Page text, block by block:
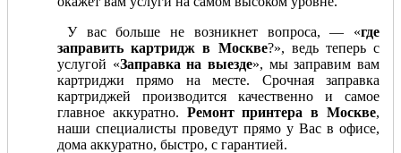
У вас больше не возникнет вопроса, — «где
заправить картридж в Москве?», ведь теперь с
услугой «Заправка на выезде», мы заправим вам
картриджи прямо на месте. Срочная заправка
картриджей производится качественно и самое
главное аккуратно. Ремонт принтера в Москве,
наши специалисты проведут прямо у Вас в офисе,
дома аккуратно, быстро, с гарантией.